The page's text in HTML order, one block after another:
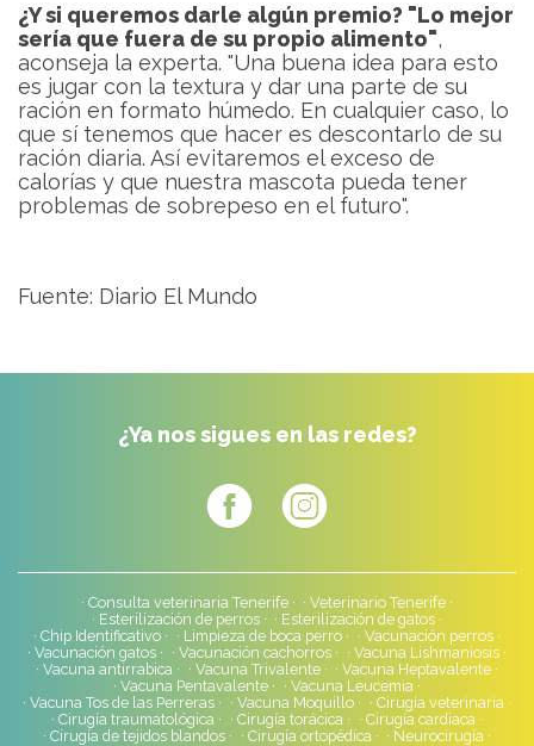
¿Y si queremos darle algún premio? "Lo mejor
sería que fuera de su propio alimento",
aconseja la experta. "Una buena idea para esto
es jugar con la textura y dar una parte de su
ración en formato húmedo. En cualquier caso, lo
que sí tenemos que hacer es descontarlo de su
ración diaria. Así evitaremos el exceso de
calorías y que nuestra mascota pueda tener
problemas de sobrepeso en el futuro".
Fuente: Diario El Mundo
¿Ya nos sigues en las redes?
Consulta veterinaria Tenerife
Veterinario Tenerife
Esterilización de perros
Esterilización de gatos
Chip Identificativo
Limpieza de boca perro
Vacunación perros
Vacunación gatos
Vacunación cachorros
Vacuna Lishmaniosis
Vacuna antirrabica
Vacuna Trivalente
Vacuna Heptavalente
Vacuna Pentavalente
Vacuna Leucemia
Vacuna Tos de las Perreras
Vacuna Moquillo
Cirugía veterinaria
Cirugía traumatológica
Cirugía torácica
Cirugía cardiaca
Cirugía de tejidos blandos
Cirugía ortopédica
Neurocirugía